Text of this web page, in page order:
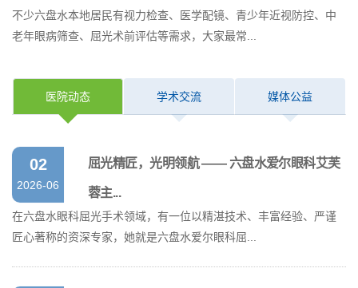
不少六盘水本地居民有视力检查、医学配镜、青少年近视防控、中
老年眼病筛查、屈光术前评估等需求，大家最常...
医院动态 学术交流 媒体公益
02
2026-06
屈光精匠，光明领航 —— 六盘水爱尔眼科艾芙
蓉主...
在六盘水眼科屈光手术领域，有一位以精湛技术、丰富经验、严谨
匠心著称的资深专家，她就是六盘水爱尔眼科屈...